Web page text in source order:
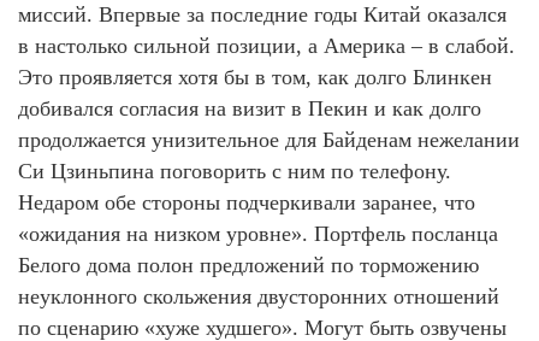
миссий. Впервые за последние годы Китай оказался
в настолько сильной позиции, а Америка – в слабой.
Это проявляется хотя бы в том, как долго Блинкен
добивался согласия на визит в Пекин и как долго
продолжается унизительное для Байденам нежелании
Си Цзиньпина поговорить с ним по телефону.
Недаром обе стороны подчеркивали заранее, что
«ожидания на низком уровне». Портфель посланца
Белого дома полон предложений по торможению
неуклонного скольжения двусторонних отношений
по сценарию «хуже худшего». Могут быть озвучены